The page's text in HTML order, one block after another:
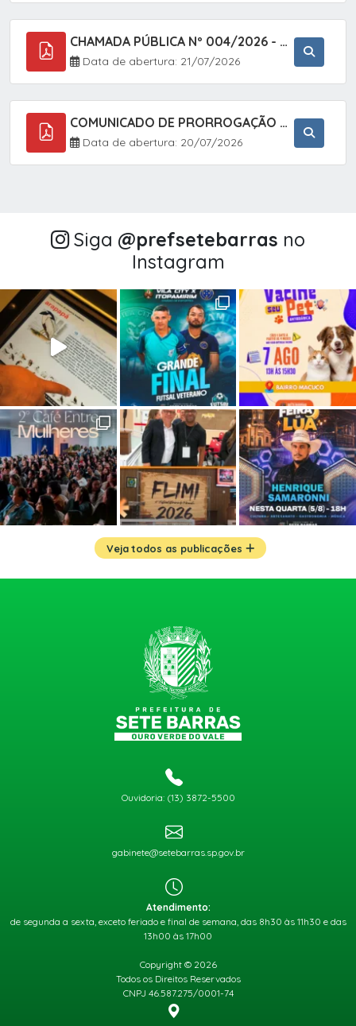
CHAMADA PÚBLICA Nº 004/2026 - AQUISIÇÃO DE GÊNEROS ALIMENTÍCIOS DA AGRICULTURA FAMILIAR PARA ALIMENTAÇÃO ESCOLAR COM DISPENSA DE LICITAÇÃO, LEI N.º 11.947, DE 16/07/2009, RESOLUÇÃO N.º 26 DO FNDE, DE 17/06/2013 E ALTERAÇÕES E A LEI FEDERAL Nº 14.133/
Data de abertura: 21/07/2026
COMUNICADO DE PRORROGAÇÃO DE PRAZO DO CHAMAMENTO PÚBLICO Nº 005/2026 - FOMENTO À EXECUÇÃO DE AÇÕES CULTURAIS (APOIO DIRETO SELEÇÃO DE PROJETOS PARA FIRMAR TERMO DE EXECUÇÃO CULTURAL COM RECURSOS DA POLÍTICA NACIONAL ALDIR BLANC DE FOMENTO À CULTURA
Data de abertura: 20/07/2026
Siga @‌prefsetebarras no
Instagram
Veja todos as publicações
Ouvidoria: (13) 3872-5500
gabinete@setebarras.sp.gov.br
Atendimento:
de segunda a sexta, exceto feriado e final de semana, das 8h30 às 11h30 e das
13h00 às 17h00
Copyright © 2026
Todos os Direitos Reservados
CNPJ 46.587.275/0001-74